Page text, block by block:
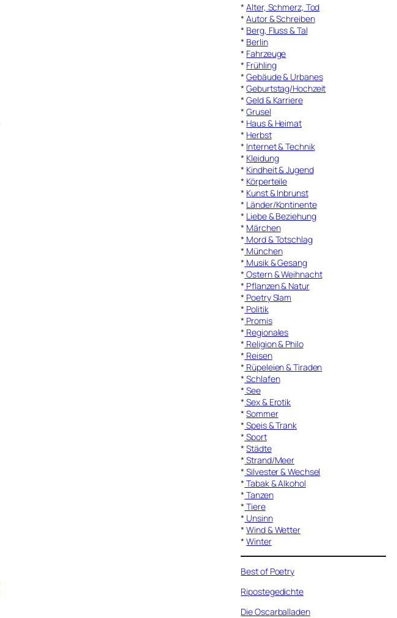
*Alter, Schmerz, Tod
*Autor & Schreiben
* Berg, Fluss & Tal
* Berlin
* Fahrzeuge
* Frühling
*Gebäude & Urbanes
*Geburtstag/Hochzeit
*Geld & Karriere
*Grusel
* Haus & Heimat
* Herbst
* Internet & Technik
* Kleidung
* Kindheit & Jugend
* Körperteile
* Kunst & Inbrunst
* Länder/Kontinente
* Liebe & Beziehung
* Märchen
* Mord & Totschlag
* München
* Musik & Gesang
* Ostern & Weihnacht
* Pflanzen & Natur
* Poetry Slam
* Politik
* Promis
* Regionales
* Religion & Philo
* Reisen
* Rüpeleien & Tiraden
* Schlafen
* See
* Sex & Erotik
*Sommer
* Speis & Trank
* Sport
*Städte
* Strand/Meer
* Silvester & Wechsel
* Tabak & Alkohol
* Tanzen
* Tiere
* Unsinn
*Wind & Wetter
*Winter
Best of Poetry
Ripostegedichte
Die Oscarballaden